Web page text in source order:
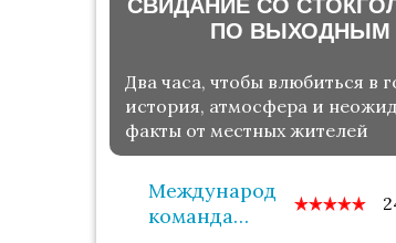
СВИДАНИЕ СО
ПО ВЫХОДНЫМ
Два часа, чтобы влюбиться в
история, атмосфера и
факты от местных жителей
Международная
команда